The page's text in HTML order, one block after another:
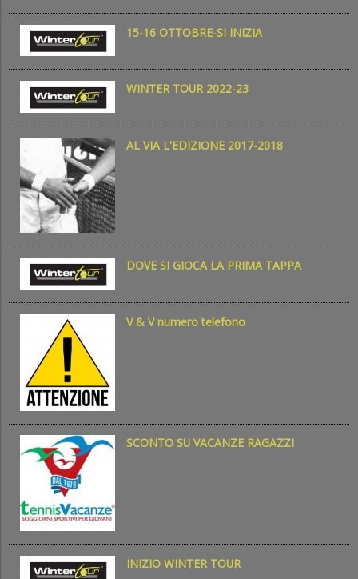
15-16 OTTOBRE-SI INIZIA
WINTER TOUR 2022-23
AL VIA L'EDIZIONE 2017-2018
DOVE SI GIOCA LA PRIMA TAPPA
V & V numero telefono
SCONTO SU VACANZE RAGAZZI
INIZIO WINTER TOUR